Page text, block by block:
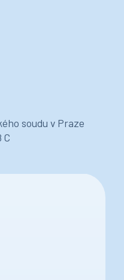
soudu v Praze
C